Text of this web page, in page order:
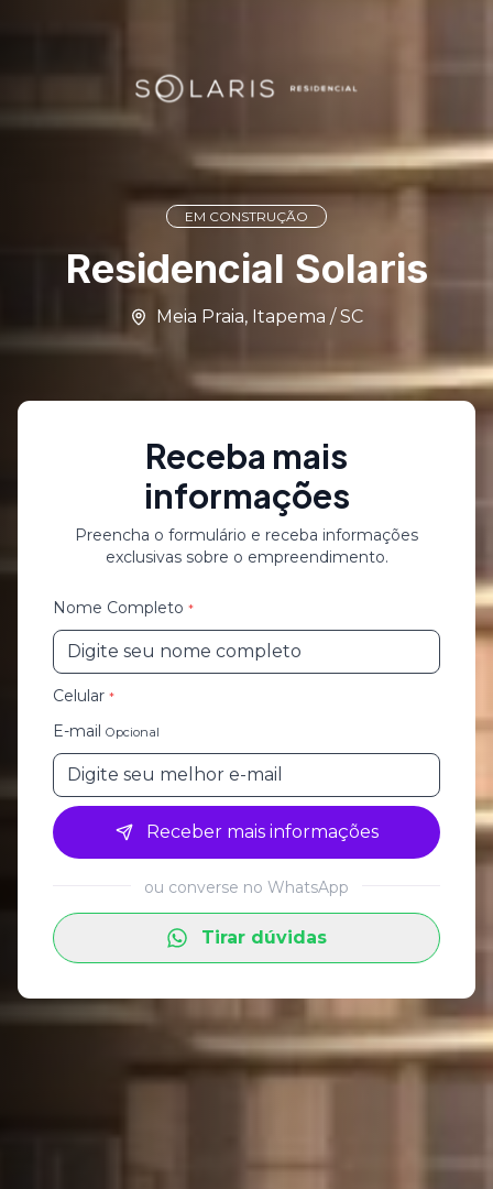
EM CONSTRUÇÃO
Residencial Solaris
Meia Praia, Itapema / SC
Receba mais
informações
Preencha o formulário e receba informações
exclusivas sobre o empreendimento.
Nome Completo *
Celular *
E-mail Opcional
Receber mais informações
ou converse no WhatsApp
Tirar dúvidas